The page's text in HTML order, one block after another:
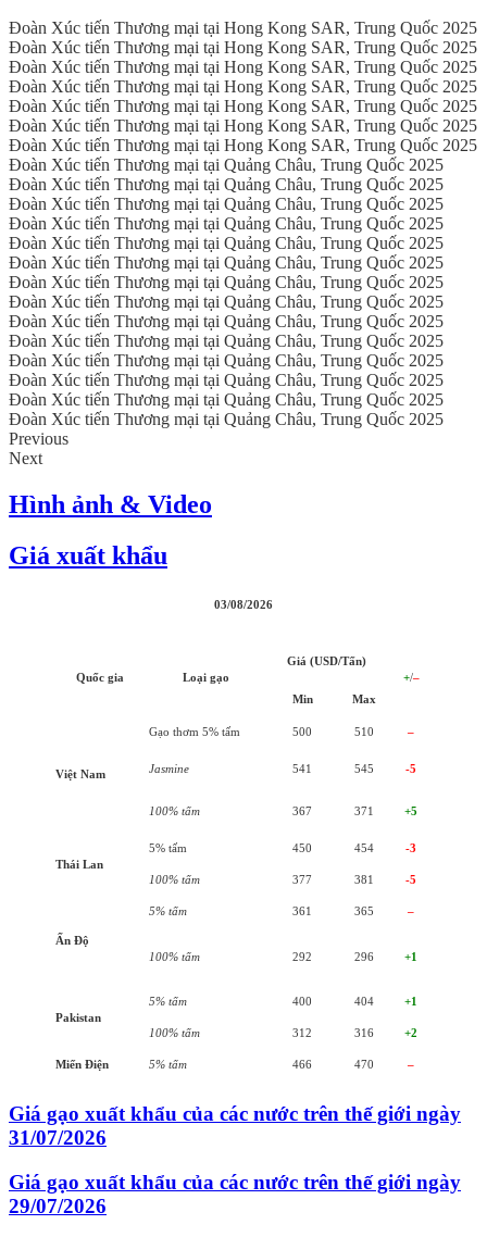
Đoàn Xúc tiến Thương mại tại Hong Kong SAR, Trung Quốc 2025
Đoàn Xúc tiến Thương mại tại Hong Kong SAR, Trung Quốc 2025
Đoàn Xúc tiến Thương mại tại Hong Kong SAR, Trung Quốc 2025
Đoàn Xúc tiến Thương mại tại Hong Kong SAR, Trung Quốc 2025
Đoàn Xúc tiến Thương mại tại Hong Kong SAR, Trung Quốc 2025
Đoàn Xúc tiến Thương mại tại Hong Kong SAR, Trung Quốc 2025
Đoàn Xúc tiến Thương mại tại Hong Kong SAR, Trung Quốc 2025
Đoàn Xúc tiến Thương mại tại Quảng Châu, Trung Quốc 2025
Đoàn Xúc tiến Thương mại tại Quảng Châu, Trung Quốc 2025
Đoàn Xúc tiến Thương mại tại Quảng Châu, Trung Quốc 2025
Đoàn Xúc tiến Thương mại tại Quảng Châu, Trung Quốc 2025
Đoàn Xúc tiến Thương mại tại Quảng Châu, Trung Quốc 2025
Đoàn Xúc tiến Thương mại tại Quảng Châu, Trung Quốc 2025
Đoàn Xúc tiến Thương mại tại Quảng Châu, Trung Quốc 2025
Đoàn Xúc tiến Thương mại tại Quảng Châu, Trung Quốc 2025
Đoàn Xúc tiến Thương mại tại Quảng Châu, Trung Quốc 2025
Đoàn Xúc tiến Thương mại tại Quảng Châu, Trung Quốc 2025
Đoàn Xúc tiến Thương mại tại Quảng Châu, Trung Quốc 2025
Đoàn Xúc tiến Thương mại tại Quảng Châu, Trung Quốc 2025
Đoàn Xúc tiến Thương mại tại Quảng Châu, Trung Quốc 2025
Đoàn Xúc tiến Thương mại tại Quảng Châu, Trung Quốc 2025
Previous
Next
Hình ảnh & Video
Giá xuất khẩu
03/08/2026
Quốc gia Loại gạo
Giá (USD/Tấn)
+/–
Min
Max
Việt Nam
Gạo thơm 5% tấm 500 510 –
Jasmine 541 545 -5
100% tấm 367 371 +5
Thái Lan
5% tấm 450 454 -3
100% tấm 377 381 -5
Ấn Độ
5% tấm 361 365 –
100% tấm 292 296 +1
Pakistan
5% tấm 400 404 +1
100% tấm 312 316 +2
Miến Điện 5% tấm 466 470 –
Giá gạo xuất khẩu của các nước trên thế giới ngày
31/07/2026
Giá gạo xuất khẩu của các nước trên thế giới ngày
29/07/2026